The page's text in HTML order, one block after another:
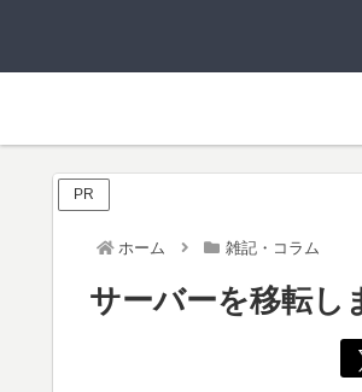
PR
ホーム 雑記・コラム
サーバーを移転し